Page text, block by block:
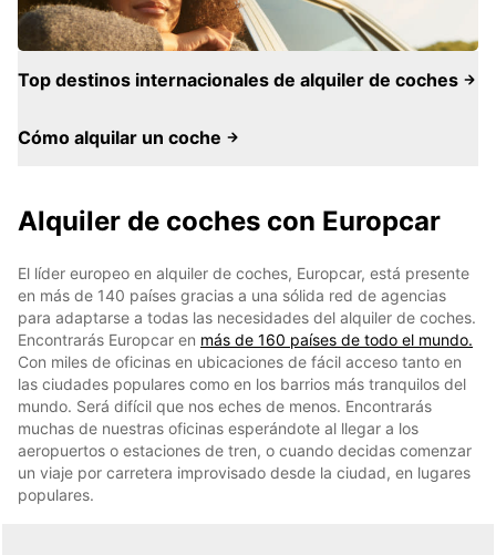
Top destinos internacionales de alquiler de coches
Cómo alquilar un coche
Alquiler de coches con Europcar
El líder europeo en alquiler de coches, Europcar, está presente
en más de 140 países gracias a una sólida red de agencias
para adaptarse a todas las necesidades del alquiler de coches.
Encontrarás Europcar en más de 160 países de todo el mundo.
Con miles de oficinas en ubicaciones de fácil acceso tanto en
las ciudades populares como en los barrios más tranquilos del
mundo. Será difícil que nos eches de menos. Encontrarás
muchas de nuestras oficinas esperándote al llegar a los
aeropuertos o estaciones de tren, o cuando decidas comenzar
un viaje por carretera improvisado desde la ciudad, en lugares
populares.